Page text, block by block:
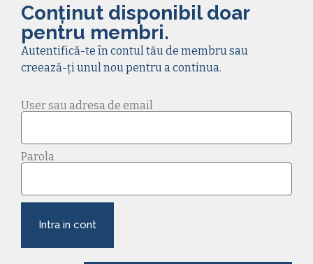
Conținut disponibil doar
pentru membri.
Autentifică-te în contul tău de membru sau
creează-ți unul nou pentru a continua.
User sau adresa de email
Parola
Intra in cont